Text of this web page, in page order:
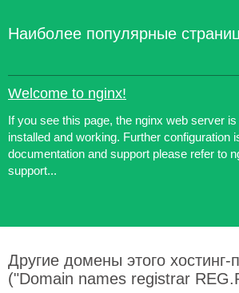
Наиболее популярные
Welcome to nginx!
If you see this page, the nginx web server
installed and working. Further configuration
documentation and support please refer to
support...
Другие домены этого хостинг-
("Domain names registrar